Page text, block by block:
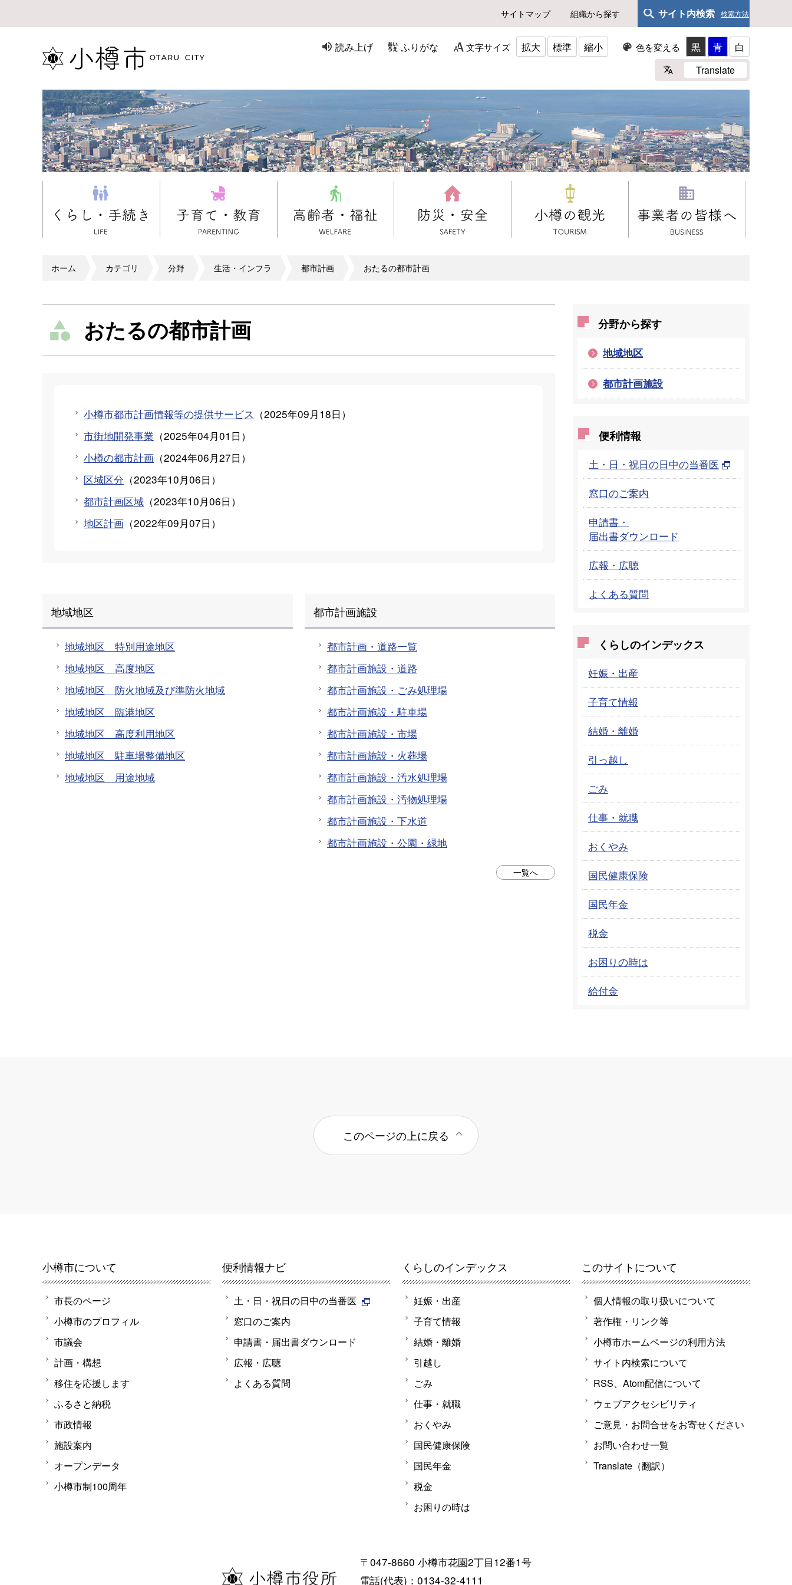
サイトマップ 組織から探す サイト内検索 検索方法
読み上げ ふりがな 文字サイズ 拡大 標準 縮小 色を変える 黒 青
白
Translate
ホーム カテゴリ 分野 生活・インフラ 都市計画 おたるの都市計画
おたるの都市計画
小樽市都市計画情報等の提供サービス （2025年09月18日 ）
市街地開発事業 （2025年04月01日 ）
小樽の都市計画 （2024年06月27日 ）
区域区分 （2023年10月06日 ）
都市計画区域 （2023年10月06日 ）
地区計画 （2022年09月07日 ）
地域地区
地域地区 特別用途地区
地域地区 高度地区
地域地区 防火地域及び準防火地域
地域地区 臨港地区
地域地区 高度利用地区
地域地区 駐車場整備地区
地域地区 用途地域
都市計画施設
都市計画・道路一覧
都市計画施設・道路
都市計画施設・ごみ処理場
都市計画施設・駐車場
都市計画施設・市場
都市計画施設・火葬場
都市計画施設・汚水処理場
都市計画施設・汚物処理場
都市計画施設・下水道
都市計画施設・公園・緑地
一覧へ
分野から探す
地域地区
都市計画施設
便利情報
土・日・祝日の日中の当番医
窓口のご案内
申請書・
届出書ダウンロード
広報・広聴
よくある質問
くらしのインデックス
妊娠・出産
子育て情報
結婚・離婚
引っ越し
ごみ
仕事・就職
おくやみ
国民健康保険
国民年金
税金
お困りの時は
給付金
このページの上に戻る
小樽市について
市長のページ
小樽市のプロフィル
市議会
計画・構想
移住を応援します
ふるさと納税
市政情報
施設案内
オープンデータ
小樽市制100周年
便利情報ナビ
土・日・祝日の日中の当番医
窓口のご案内
申請書・届出書ダウンロード
広報・広聴
よくある質問
くらしのインデックス
妊娠・出産
子育て情報
結婚・離婚
引越し
ごみ
仕事・就職
おくやみ
国民健康保険
国民年金
税金
お困りの時は
このサイトについて
個人情報の取り扱いについて
著作権・リンク等
小樽市ホームページの利用方法
サイト内検索について
RSS、Atom配信について
ウェブアクセシビリティ
ご意見・お問合せをお寄せください
お問い合わせ一覧
Translate（翻訳）
〒047-8660 小樽市花園2丁目12番1号
電話(代表)：0134-32-4111